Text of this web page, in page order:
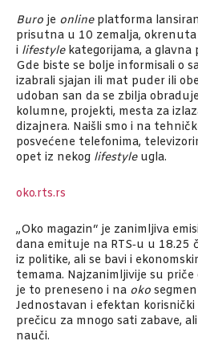
Buro je online platforma
prisutna u 10 zemalja,
i lifestyle kategorijama, a glavna
Gde biste se bolje informisali o
izabrali sjajan ili mat puder ili
udoban san da se zbilja
kolumne, projekti, mesta za
dizajnera. Naišli smo i na
posvećene telefonima,
opet iz nekog lifestyle ugla.
oko.rts.rs
„Oko magazin“ je zanimljiva
dana emituje na RTS‑u u 18.25
iz politike, ali se bavi i
temama. Najzanimljivije su
je to preneseno i na oko
Jednostavan i efektan
prečicu za mnogo sati zabave,
nauči.